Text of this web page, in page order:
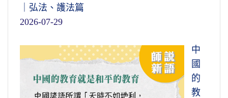
｜弘法、護法篇
2026-07-29
中
國
的
教